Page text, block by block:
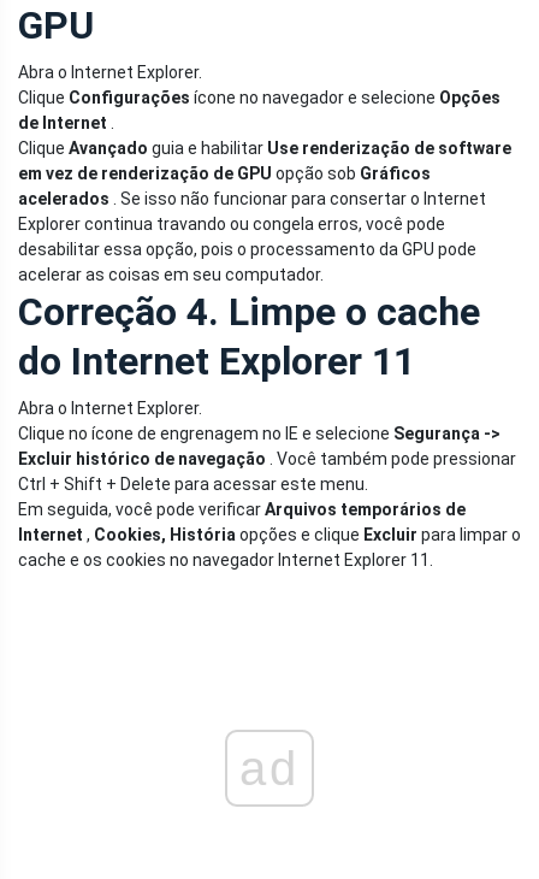
GPU
Abra o Internet Explorer.
Clique Configurações ícone no navegador e selecione Opções
de Internet
Clique Avançado guia e habilitar Use renderização de software
em vez de renderização de GPU opção sob Gráficos
acelerados . Se isso não funcionar para consertar o Internet
Explorer continua travando ou congela erros, você pode
desabilitar essa opção, pois o processamento da GPU pode
acelerar as coisas em seu computador.
Correção 4. Limpe o cache
do Internet Explorer 11
Abra o Internet Explorer.
Clique no ícone de engrenagem no IE e selecione Segurança ->
Excluir histórico de navegação . Você também pode pressionar
Ctrl + Shift + Delete para acessar este menu.
Em seguida, você pode verificarArquivos temporários de
Internet , Cookies, História opções e clique Excluir para limpar o
cache e os cookies no navegador Internet Explorer 11.
ad